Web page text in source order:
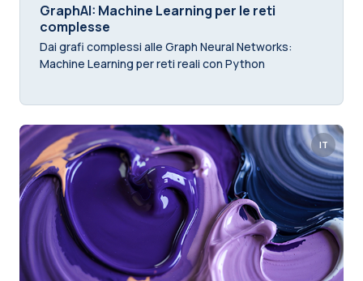
GraphAI: Machine Learning per le reti
complesse
Dai grafi complessi alle Graph Neural Networks:
Machine Learning per reti reali con Python
IT